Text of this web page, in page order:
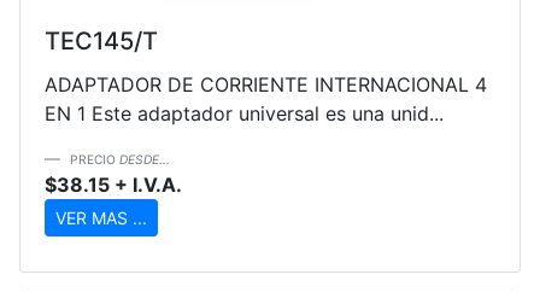
TEC145/T
ADAPTADOR DE CORRIENTE INTERNACIONAL 4
EN 1 Este adaptador universal es una unid...
PRECIO DESDE...
$38.15 + I.V.A.
VER MAS ...